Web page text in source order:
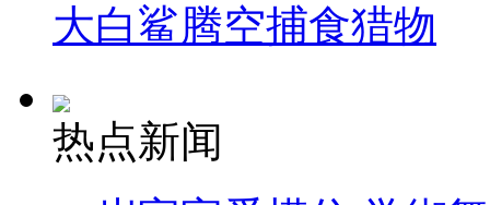
大白鲨腾空捕食猎物
热点新闻